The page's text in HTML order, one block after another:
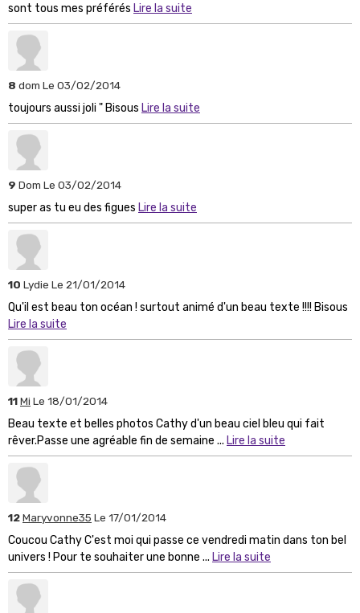
sont tous mes préférés Lire la suite
8 dom Le 03/02/2014
toujours aussi joli " Bisous Lire la suite
9 Dom Le 03/02/2014
super as tu eu des figues Lire la suite
10 Lydie Le 21/01/2014
Qu'il est beau ton océan ! surtout animé d'un beau texte !!!! Bisous
Lire la suite
11Mi Le 18/01/2014
Beau texte et belles photos Cathy d'un beau ciel bleu qui fait
rêver.Passe une agréable fin de semaine ... Lire la suite
12Maryvonne35 Le 17/01/2014
Coucou Cathy C'est moi qui passe ce vendredi matin dans ton bel
univers ! Pour te souhaiter une bonne ... Lire la suite